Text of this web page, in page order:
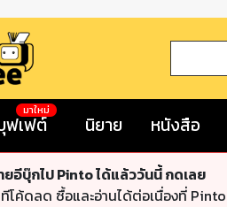
ฟเฟต์
มาใหม่
นิยาย หนังสือ
ยอีบุ๊กไป Pinto ได้แล้ววันนี้ กดเลย
โค้ดลด ซื้อและอ่านได้ต่อเนื่องที่ Pinto